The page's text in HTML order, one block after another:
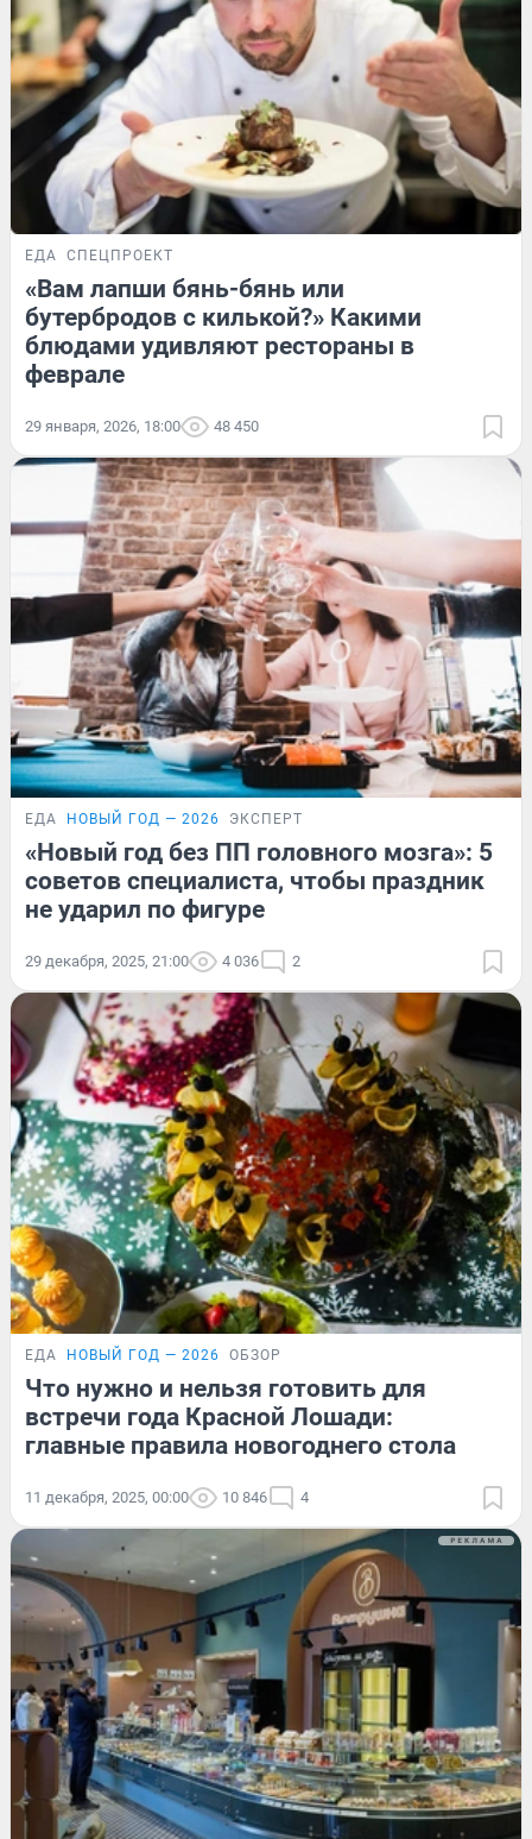
ЕДА СПЕЦПРОЕКТ
«Вам лапши бянь-бянь или
бутербродов с килькой?» Какими
блюдами удивляют рестораны в
феврале
29 января, 2026, 18:00 48 450
ЕДА НОВЫЙ ГОД — 2026 ЭКСПЕРТ
«Новый год без ПП головного мозга»: 5
советов специалиста, чтобы праздник
не ударил по фигуре
29 декабря, 2025, 21:00 4 036 2
ЕДА НОВЫЙ ГОД — 2026 ОБЗОР
Что нужно и нельзя готовить для
встречи года Красной Лошади:
главные правила новогоднего стола
11 декабря, 2025, 00:00 10 846 4